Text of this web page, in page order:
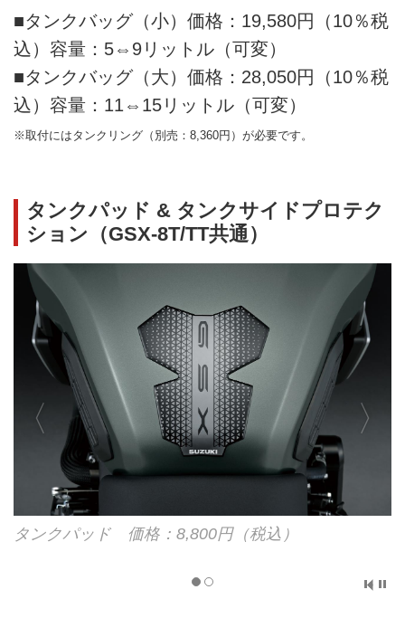
■タンクバッグ（小）価格：19,580円（10％税
込）容量：5⇔9リットル（可変）
■タンクバッグ（大）価格：28,050円（10％税
込）容量：11⇔15リットル（可変）
※取付にはタンクリング（別売：8,360円）が必要です。
タンクパッド & タンクサイドプロテク
ション（GSX-8T/TT共通）
タンクパッド 価格：8,800円（税込）